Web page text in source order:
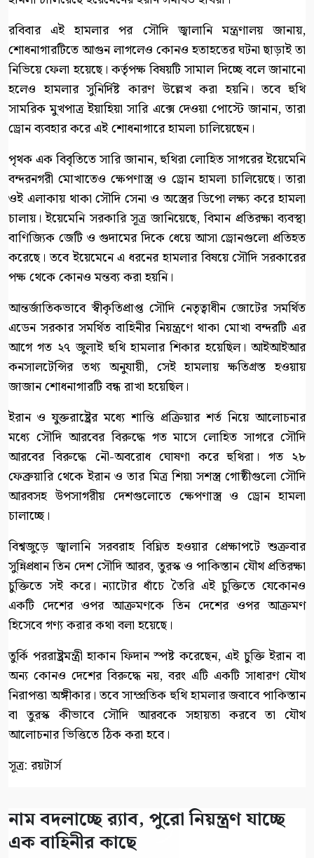
রবিবার এই হামলার পর সৌদি জ্বালানি মন্ত্রণালয় জানায়,
শোধনাগারটিতে আগুন লাগলেও কোনও হতাহতের ঘটনা ছাড়াই তা
নিভিয়ে ফেলা হয়েছে। কর্তৃপক্ষ বিষয়টি সামাল দিচ্ছে বলে জানানো
হলেও হামলার সুনির্দিষ্ট কারণ উল্লেখ করা হয়নি। তবে হুথি
সামরিক মুখপাত্র ইয়াহিয়া সারি এক্সে দেওয়া পোস্টে জানান, তারা
ড্রোন ব্যবহার করে এই শোধনাগারে হামলা চালিয়েছেন।
পৃথক এক বিবৃতিতে সারি জানান, হুথিরা লোহিত সাগরের ইয়েমেনি
বন্দরনগরী মোখাতেও ক্ষেপণাস্ত্র ও ড্রোন হামলা চালিয়েছে। তারা
ওই এলাকায় থাকা সৌদি সেনা ও অস্ত্রের ডিপো লক্ষ্য করে হামলা
চালায়। ইয়েমেনি সরকারি সূত্র জানিয়েছে, বিমান প্রতিরক্ষা ব্যবস্থা
বাণিজ্যিক জেটি ও গুদামের দিকে ধেয়ে আসা ড্রোনগুলো প্রতিহত
করেছে। তবে ইয়েমেনে এ ধরনের হামলার বিষয়ে সৌদি সরকারের
পক্ষ থেকে কোনও মন্তব্য করা হয়নি।
আন্তর্জাতিকভাবে স্বীকৃতিপ্রাপ্ত সৌদি নেতৃত্বাধীন জোটের সমর্থিত
এডেন সরকার সমর্থিত বাহিনীর নিয়ন্ত্রণে থাকা মোখা বন্দরটি এর
আগে গত ২৭ জুলাই হুথি হামলার শিকার হয়েছিল। আইআইআর
কনসালটেন্সির তথ্য অনুযায়ী, সেই হামলায় ক্ষতিগ্রস্ত হওয়ায়
জাজান শোধনাগারটি বন্ধ রাখা হয়েছিল।
ইরান ও যুক্তরাষ্ট্রের মধ্যে শান্তি প্রক্রিয়ার শর্ত নিয়ে আলোচনার
মধ্যে সৌদি আরবের বিরুদ্ধে গত মাসে লোহিত সাগরে সৌদি
আরবের বিরুদ্ধে নৌ-অবরোধ ঘোষণা করে হুথিরা। গত ২৮
ফেব্রুয়ারি থেকে ইরান ও তার মিত্র শিয়া সশস্ত্র গোষ্ঠীগুলো সৌদি
আরবসহ উপসাগরীয় দেশগুলোতে ক্ষেপণাস্ত্র ও ড্রোন হামলা
চালাচ্ছে।
বিশ্বজুড়ে জ্বালানি সরবরাহ বিঘ্নিত হওয়ার প্রেক্ষাপটে শুক্রবার
সুন্নিপ্রধান তিন দেশ সৌদি আরব, তুরস্ক ও পাকিস্তান যৌথ প্রতিরক্ষা
চুক্তিতে সই করে। ন্যাটোর ধাঁচে তৈরি এই চুক্তিতে যেকোনও
একটি দেশের ওপর আক্রমণকে তিন দেশের ওপর আক্রমণ
হিসেবে গণ্য করার কথা বলা হয়েছে।
তুর্কি পররাষ্ট্রমন্ত্রী হাকান ফিদান স্পষ্ট করেছেন, এই চুক্তি ইরান বা
অন্য কোনও দেশের বিরুদ্ধে নয়, বরং এটি একটি সাধারণ যৌথ
নিরাপত্তা অঙ্গীকার। তবে সাম্প্রতিক হুথি হামলার জবাবে পাকিস্তান
বা তুরস্ক কীভাবে সৌদি আরবকে সহায়তা করবে তা যৌথ
আলোচনার ভিত্তিতে ঠিক করা হবে।
সূত্র: রয়টার্স
নাম বদলাচ্ছে র‌্যাব, পুরো নিয়ন্ত্রণ যাচ্ছে
এক বাহিনীর কাছে